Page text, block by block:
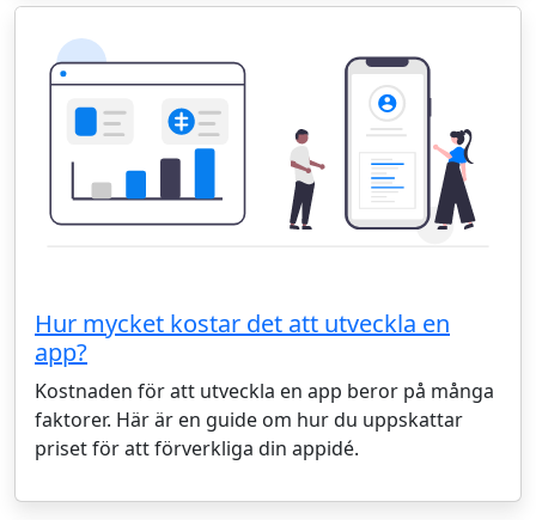
Hur mycket kostar det att utveckla en
app?
Kostnaden för att utveckla en app beror på många
faktorer. Här är en guide om hur du uppskattar
priset för att förverkliga din appidé.